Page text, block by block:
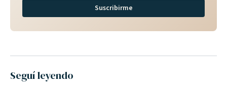
Suscribirme
Seguí leyendo